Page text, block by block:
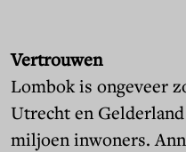
Vertrouwen
Lombok is ongeveer
Utrecht en
miljoen inwoners.